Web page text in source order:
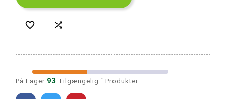
 
På Lager 93 Tilgængelig ´ Produkter